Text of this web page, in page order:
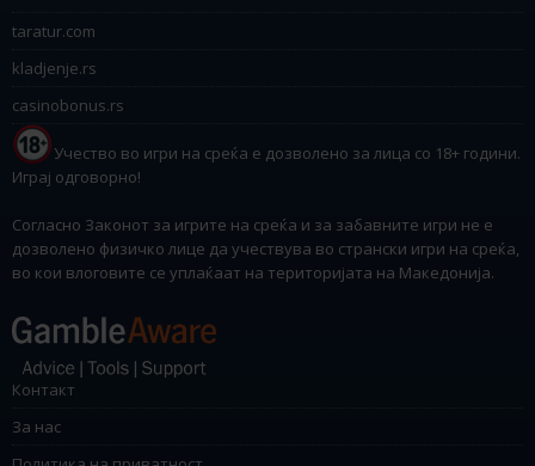
taratur.com
kladjenje.rs
casinobonus.rs
Учество во игри на среќа е дозволено за лица со 18+ години.
Играј одговорно!
Согласно Законот за игрите на среќа и за забавните игри не е
дозволено физичко лице да учествува во странски игри на среќа,
во кои влоговите се уплаќаат на територијата на Македонија.
Контакт
За нас